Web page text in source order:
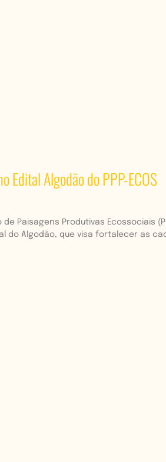
Edital Algodão do PPP-ECOS
Paisagens Produtivas Ecossociais
do Algodão, que visa fortalecer as